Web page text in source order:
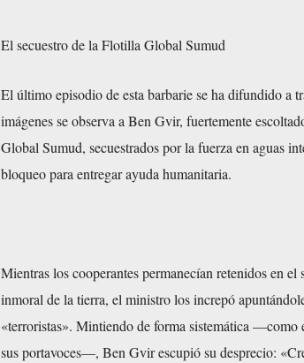
El secuestro de la Flotilla Global Sumud
El último episodio de esta barbarie se ha difundido a
imágenes se observa a Ben Gvir, fuertemente
Global Sumud, secuestrados por la fuerza en aguas
bloqueo para entregar ayuda humanitaria.
Mientras los cooperantes permanecían retenidos en
inmoral de la tierra, el ministro los increpó
«terroristas». Mintiendo de forma sistemática
sus portavoces—, Ben Gvir escupió su desprecio: